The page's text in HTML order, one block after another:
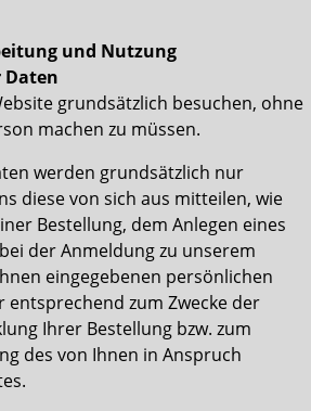
und Nutzung
Daten
grundsätzlich besuchen, ohne
machen zu müssen.
werden grundsätzlich nur
diese von sich aus mitteilen, wie
Bestellung, dem Anlegen eines
der Anmeldung zu unserem
eingegebenen persönlichen
entsprechend zum Zwecke der
Ihrer Bestellung bzw. zum
des von Ihnen in Anspruch